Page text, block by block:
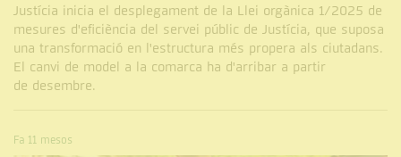
Justícia inicia el desplegament de la Llei orgànica 1/2025 de
mesures d'eficiència del servei públic de Justícia, que suposa
una transformació en l'estructura més propera als ciutadans.
El canvi de model a la comarca ha d'arribar a partir
de desembre.
Fa 11 mesos